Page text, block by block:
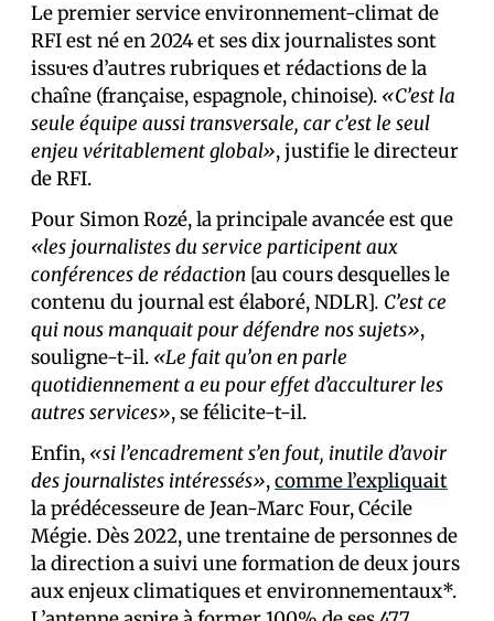
Le premier service environnement-climat de
RFI est né en 2024 et ses dix journalistes sont
issu·es d’autres rubriques et rédactions de la
chaîne (française, espagnole, chinoise). «C’est la
seule équipe aussi transversale, car c’est le seul
enjeu véritablement global», justifie le directeur
de RFI.
Pour Simon Rozé, la principale avancée est que
«les journalistes du service participent aux
conférences de rédaction [au cours desquelles le
contenu du journal est élaboré, NDLR]. C’est ce
qui nous manquait pour défendre nos sujets»,
souligne-t-il. «Le fait qu’on en parle
quotidiennement a eu pour effet d’acculturer les
autres services», se félicite-t-il.
Enfin, «si l’encadrement s’en fout, inutile d’avoir
des journalistes intéressés»,comme l’expliquait
la prédécesseure de Jean-Marc Four, Cécile
Mégie. Dès 2022, une trentaine de personnes de
la direction a suivi une formation de deux jours
aux enjeux climatiques et environnementaux*.